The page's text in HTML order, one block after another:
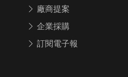
廠商提案
企業採購
訂閱電子報